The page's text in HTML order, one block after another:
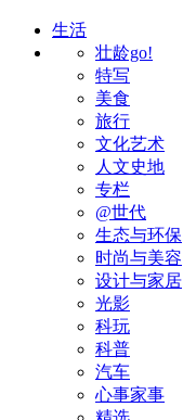
生活
壮龄go!
特写
美食
旅行
文化艺术
人文史地
专栏
@世代
生态与环保
时尚与美容
设计与家居
光影
科玩
科普
汽车
心事家事